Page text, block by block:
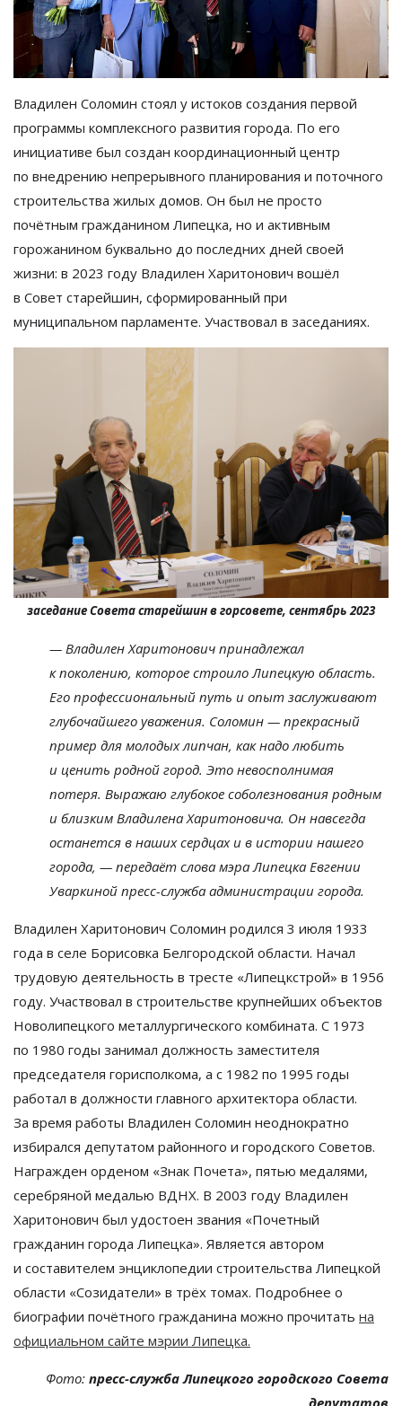
Владилен Соломин стоял у истоков создания первой
программы комплексного развития города. По его
инициативе был создан координационный центр
по внедрению непрерывного планирования и поточного
строительства жилых домов. Он был не просто
почётным гражданином Липецка, но и активным
горожанином буквально до последних дней своей
жизни: в 2023 году Владилен Харитонович вошёл
в Совет старейшин, сформированный при
муниципальном парламенте. Участвовал в заседаниях.
заседание Совета старейшин в горсовете, сентябрь 2023
— Владилен Харитонович принадлежал
к поколению, которое строило Липецкую область.
Его профессиональный путь и опыт заслуживают
глубочайшего уважения. Соломин — прекрасный
пример для молодых липчан, как надо любить
и ценить родной город. Это невосполнимая
потеря. Выражаю глубокое соболезнования родным
и близким Владилена Харитоновича. Он навсегда
останется в наших сердцах и в истории нашего
города, — передаёт слова мэра Липецка Евгении
Уваркиной пресс-служба администрации города.
Владилен Харитонович Соломин родился 3 июля 1933
года в селе Борисовка Белгородской области. Начал
трудовую деятельность в тресте «Липецкстрой» в 1956
году. Участвовал в строительстве крупнейших объектов
Новолипецкого металлургического комбината. С 1973
по 1980 годы занимал должность заместителя
председателя горисполкома, а с 1982 по 1995 годы
работал в должности главного архитектора области.
За время работы Владилен Соломин неоднократно
избирался депутатом районного и городского Советов.
Награжден орденом «Знак Почета», пятью медалями,
серебряной медалью ВДНХ. В 2003 году Владилен
Харитонович был удостоен звания «Почетный
гражданин города Липецка». Является автором
и составителем энциклопедии строительства Липецкой
области «Созидатели» в трёх томах. Подробнее о
биографии почётного гражданина можно прочитать на
официальном сайте мэрии Липецка.
Фото: пресс-служба Липецкого городского Совета